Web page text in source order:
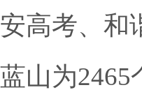
高考、和
山为